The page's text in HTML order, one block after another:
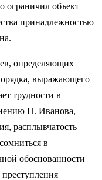
ограничил объект
принадлежностью
определяющих
выражающего
трудности в
Н. Иванова,
расплывчатость
в
обоснованности